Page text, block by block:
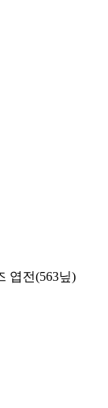
엽전(563닢)